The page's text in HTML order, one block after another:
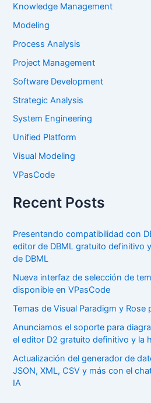
Knowledge Management
Modeling
Process Analysis
Project Management
Software Development
Strategic Analysis
System Engineering
Unified Platform
Visual Modeling
VPasCode
Recent Posts
Presentando compatibilidad con
editor de DBML gratuito definitivo
de DBML
Nueva interfaz de selección de
disponible en VPasCode
Temas de Visual Paradigm y Rose
Anunciamos el soporte para
el editor D2 gratuito definitivo y la
Actualización del generador de
JSON, XML, CSV y más con el
IA